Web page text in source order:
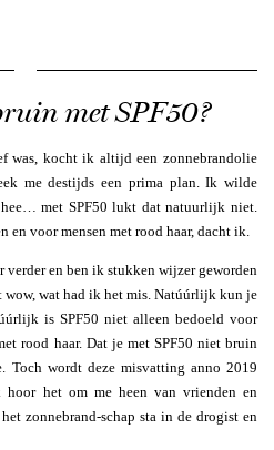
met SPF50?
was, kocht ik altijd een zonnebrandolie
me destijds een prima plan. Ik wilde
met SPF50 lukt dat natuurlijk niet.
voor mensen met rood haar, dacht ik.
en ben ik stukken wijzer geworden
wow, wat had ik het mis. Natúúrlijk kun je
is SPF50 niet alleen bedoeld voor
rood haar. Dat je met SPF50 niet bruin
Toch wordt deze misvatting anno 2019
hoor het om me heen van vrienden en
zonnebrand-schap sta in de drogist en